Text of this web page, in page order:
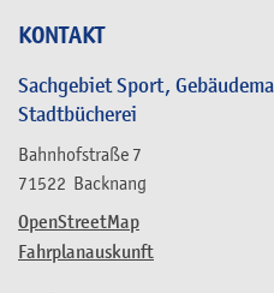
KONTAKT
Sachgebiet Sport,
Stadtbücherei
Bahnhofstraße 7
71522 Backnang
OpenStreetMap
Fahrplanauskunft